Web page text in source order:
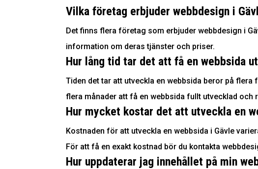
Vilka företag erbjuder webbdesign i
Det finns flera företag som erbjuder webbdesign i
information om deras tjänster och priser.
Hur lång tid tar det att få en webbsida
Tiden det tar att utveckla en webbsida beror på
flera månader att få en webbsida fullt utvecklad och
Hur mycket kostar det att utveckla en
Kostnaden för att utveckla en webbsida i Gävle
För att få en exakt kostnad bör du kontakta
Hur uppdaterar jag innehållet på min